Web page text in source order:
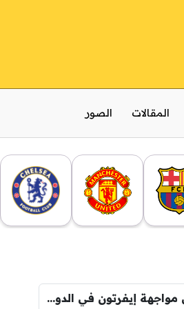
المقالات الصور
غيابات أرسنال قبل مواجهة إيفرتون في الدوري